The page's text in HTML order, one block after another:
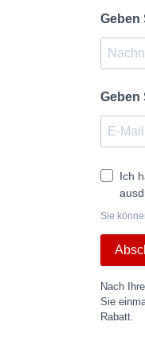
Geben
Geben
Ich
Sie
Nach
Sie
Rabatt.